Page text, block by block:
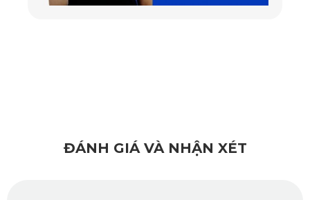
Không những thế, với thiết kế tinh tế, chủ xế có thể tùy ý thể
ĐÁNH GIÁ VÀ NHẬN XÉT